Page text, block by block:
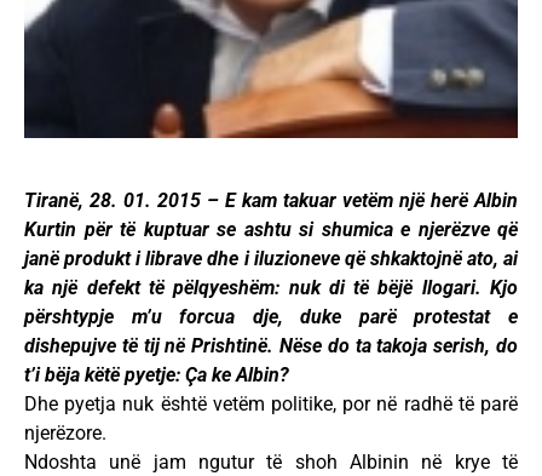
Tiranë, 28. 01. 2015 – E kam takuar vetëm një herë Albin
Kurtin për të kuptuar se ashtu si shumica e njerëzve që
janë produkt i librave dhe i iluzioneve që shkaktojnë ato, ai
ka një defekt të pëlqyeshëm: nuk di të bëjë llogari. Kjo
përshtypje m’u forcua dje, duke parë protestat e
dishepujve të tij në Prishtinë. Nëse do ta takoja serish, do
t’i bëja këtë pyetje: Ça ke Albin?
Dhe pyetja nuk është vetëm politike, por në radhë të parë
njerëzore.
Ndoshta unë jam ngutur të shoh Albinin në krye të